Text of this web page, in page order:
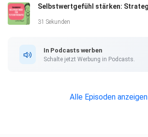
31 Sekunden
In Podcasts werben
Schalte jetzt Werbung in Podcasts.
Alle Episoden anzeigen